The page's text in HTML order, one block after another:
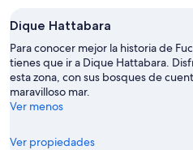
10
ago
noche,
10
ago
-
11
ago
próximo
fin
de
semana,
14
ago
16
Dique Hattabara
Para conocer mejor la historia de
tienes que ir a Dique Hattabara.
esta zona, con sus bosques de
maravilloso mar.
Ver menos
Ver propiedades